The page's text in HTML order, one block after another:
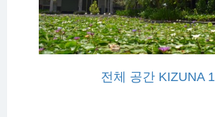
전체 공간 KIZUNA 1